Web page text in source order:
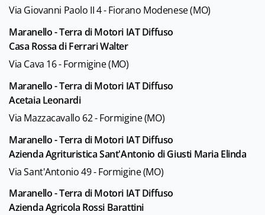
Via Giovanni Paolo II 4 - Fiorano Modenese (MO)
Maranello - Terra di Motori IAT Diffuso
Casa Rossa di Ferrari Walter
Via Cava 16 - Formigine (MO)
Maranello - Terra di Motori IAT Diffuso
Acetaia Leonardi
Via Mazzacavallo 62 - Formigine (MO)
Maranello - Terra di Motori IAT Diffuso
Azienda Agrituristica Sant'Antonio di Giusti Maria Elinda
Via Sant'Antonio 49 - Formigine (MO)
Maranello - Terra di Motori IAT Diffuso
Azienda Agricola Rossi Barattini